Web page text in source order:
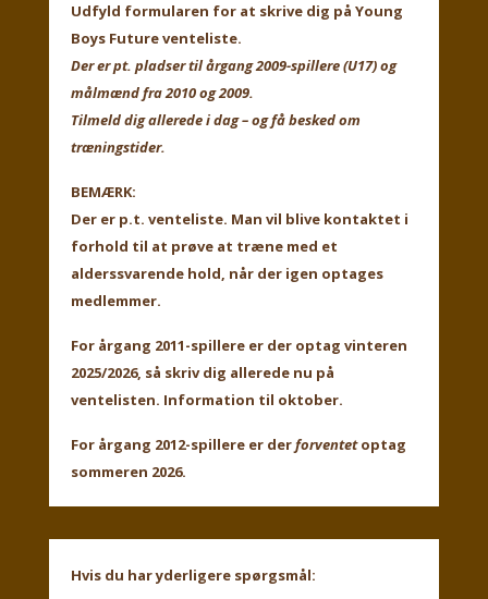
Udfyld formularen for at skrive dig på Young
Boys Future venteliste.
Der er pt. pladser til årgang 2009-spillere (U17) og
målmænd fra 2010 og 2009.
Tilmeld dig allerede i dag – og få besked om
træningstider.
BEMÆRK:
Der er p.t. venteliste. Man vil blive kontaktet i
forhold til at prøve at træne med et
alderssvarende hold, når der igen optages
medlemmer.
For årgang 2011-spillere er der optag vinteren
2025/2026, så skriv dig allerede nu på
ventelisten. Information til oktober.
For årgang 2012-spillere er derforventetoptag
sommeren 2026.
Hvis du har yderligere spørgsmål: